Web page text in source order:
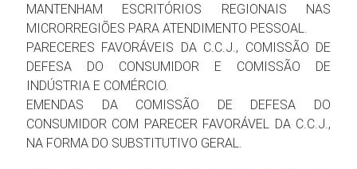
MANTENHAM ESCRITÓRIOS REGIONAIS NAS
MICRORREGIÕES PARA ATENDIMENTO PESSOAL.
PARECERES FAVORÁVEIS DA C.C.J., COMISSÃO DE
DEFESA DO CONSUMIDOR E COMISSÃO DE
INDÚSTRIA E COMÉRCIO.
EMENDAS DA COMISSÃO DE DEFESA DO
CONSUMIDOR COM PARECER FAVORÁVEL DA C.C.J.,
NA FORMA DO SUBSTITUTIVO GERAL.